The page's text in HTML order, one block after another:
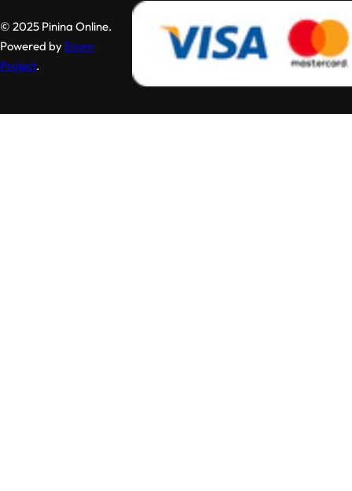
© 2025 Pinina Online.
Powered by Ecom
Project.